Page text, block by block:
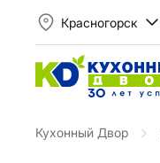
Красногорск
Кухонный Двор